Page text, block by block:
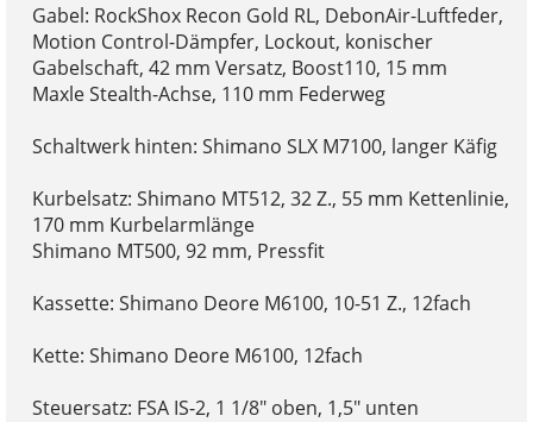
Gabel: RockShox Recon Gold RL, DebonAir-Luftfeder,
Motion Control-Dämpfer, Lockout, konischer
Gabelschaft, 42 mm Versatz, Boost110, 15 mm
Maxle Stealth-Achse, 110 mm Federweg
Schaltwerk hinten: Shimano SLX M7100, langer Käfig
Kurbelsatz: Shimano MT512, 32 Z., 55 mm Kettenlinie,
170 mm Kurbelarmlänge
Shimano MT500, 92 mm, Pressfit
Kassette: Shimano Deore M6100, 10-51 Z., 12fach
Kette: Shimano Deore M6100, 12fach
Steuersatz: FSA IS-2, 1 1/8" oben, 1,5" unten